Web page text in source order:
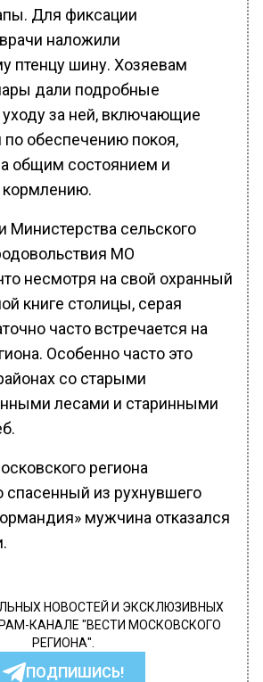
Для фиксации
наложили
птенцу шину. Хозяевам
дали подробные
уходу за ней, включающие
обеспечению покоя,
общим состоянием и
кормлению.
Министерства сельского
МО
несмотря на свой охранный
книге столицы, серая
часто встречается на
Особенно часто это
со старыми
лесами и старинными
региона
спасенный из рухнувшего
мужчина отказался
НОВОСТЕЙ И ЭКСКЛЮЗИВНЫХ
КАНАЛЕ "ВЕСТИ МОСКОВСКОГО
РЕГИОНА".
ПОДПИШИСЬ!